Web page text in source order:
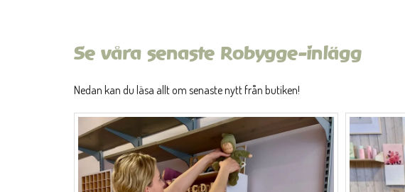
Se våra senaste Robygge-inlägg
Nedan kan du läsa allt om senaste nytt från butiken!